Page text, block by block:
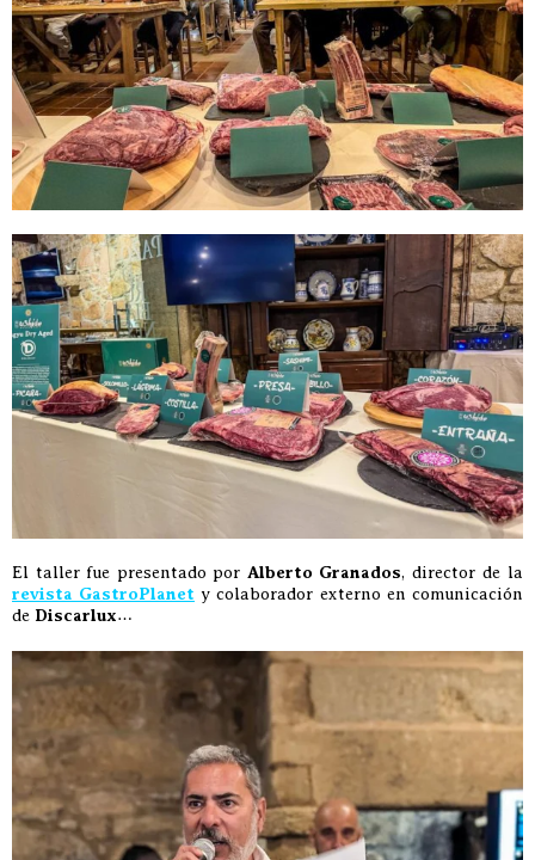
El taller fue presentado por Alberto Granados, director de la
revista GastroPlanet y colaborador externo en comunicación
de Discarlux…